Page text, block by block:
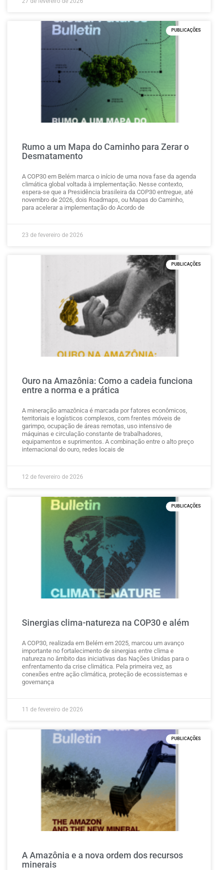
PUBLICAÇÕES
Rumo a um Mapa do Caminho para Zerar o
Desmatamento
A COP30 em Belém marca o início de uma nova fase da agenda
climática global voltada à implementação. Nesse contexto,
espera-se que a Presidência brasileira da COP30 entregue, até
novembro de 2026, dois Roadmaps, ou Mapas do Caminho,
para acelerar a implementação do Acordo de
23 de fevereiro de 2026
PUBLICAÇÕES
Ouro na Amazônia: Como a cadeia funciona
entre a norma e a prática
A mineração amazônica é marcada por fatores econômicos,
territoriais e logísticos complexos, com frentes móveis de
garimpo, ocupação de áreas remotas, uso intensivo de
máquinas e circulação constante de trabalhadores,
equipamentos e suprimentos. A combinação entre o alto preço
internacional do ouro, redes locais de
12 de fevereiro de 2026
PUBLICAÇÕES
Sinergias clima-natureza na COP30 e além
A COP30, realizada em Belém em 2025, marcou um avanço
importante no fortalecimento de sinergias entre clima e
natureza no âmbito das iniciativas das Nações Unidas para o
enfrentamento da crise climática. Pela primeira vez, as
conexões entre ação climática, proteção de ecossistemas e
governança
11 de fevereiro de 2026
PUBLICAÇÕES
A Amazônia e a nova ordem dos recursos
minerais